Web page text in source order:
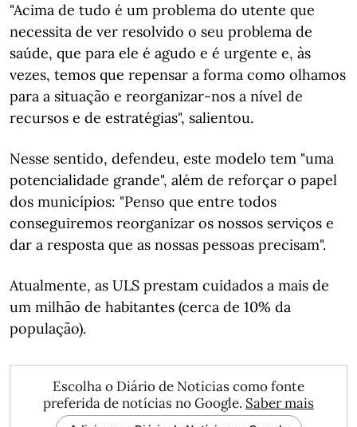
"Acima de tudo é um problema do utente que
necessita de ver resolvido o seu problema de
saúde, que para ele é agudo e é urgente e, às
vezes, temos que repensar a forma como olhamos
para a situação e reorganizar-nos a nível de
recursos e de estratégias", salientou.
Nesse sentido, defendeu, este modelo tem "uma
potencialidade grande", além de reforçar o papel
dos municípios: "Penso que entre todos
conseguiremos reorganizar os nossos serviços e
dar a resposta que as nossas pessoas precisam".
Atualmente, as ULS prestam cuidados a mais de
um milhão de habitantes (cerca de 10% da
população).
Escolha o Diário de Notícias como fonte
preferida de notícias no Google. Saber mais